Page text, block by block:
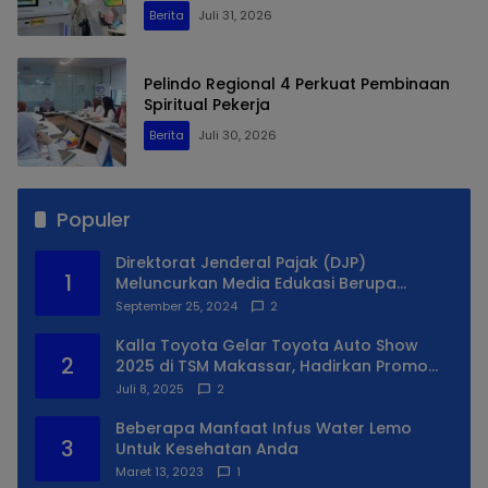
Berita Juli 31, 2026
Pelindo Regional 4 Perkuat Pembinaan
Spiritual Pekerja
Berita Juli 30, 2026
Populer
1
Direktorat Jenderal Pajak (DJP)
Meluncurkan Media Edukasi Berupa
Simulator Coretax
September 25, 2024 2
2
Kalla Toyota Gelar Toyota Auto Show
2025 di TSM Makassar, Hadirkan Promo
Spesial
Juli 8, 2025 2
3
Beberapa Manfaat Infus Water Lemo
Untuk Kesehatan Anda
Maret 13, 2023 1